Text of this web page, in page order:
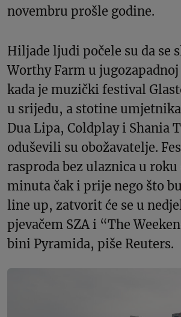
novembru prošle godine.
Hiljade ljudi počele su da se
Worthy Farm u
kada je muzički festival
u srijedu, a stotine
Dua Lipa, Coldplay i Shania
oduševili su obožavatelje.
rasproda bez ulaznica u
minuta čak i prije nego što
line up, zatvorit će se u
pjevačem SZA i “The
bini Pyramida, piše Reuters.